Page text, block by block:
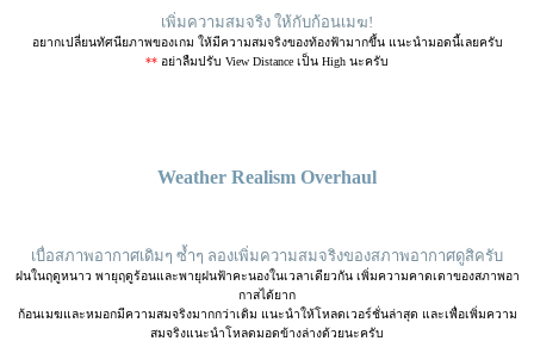
เพิ่มความสมจริง ให้กับก้อนเมฆ!
อยากเปลี่ยนทัศนียภาพของเกม ให้มีความสมจริงของท้องฟ้ามากขึ้น แนะนำมอดนี้เลยครับ
** อย่าลืมปรับ View Distance เป็น High นะครับ
Weather Realism Overhaul
เบื่อสภาพอากาศเดิมๆ ซ้ำๆ ลองเพิ่มความสมจริงของสภาพอากาศดูสิครับ
ฝนในฤดูหนาว พายุฤดูร้อนและพายุฝนฟ้าคะนองในเวลาเดียวกัน เพิ่มความคาดเดาของสภาพอา
กาสได้ยาก
ก้อนเมฆและหมอกมีความสมจริงมากกว่าเดิม แนะนำให้โหลดเวอร์ชั่นล่าสุด และเพื่อเพิ่มความ
สมจริงแนะนำโหลดมอดข้างล่างด้วยนะครับ